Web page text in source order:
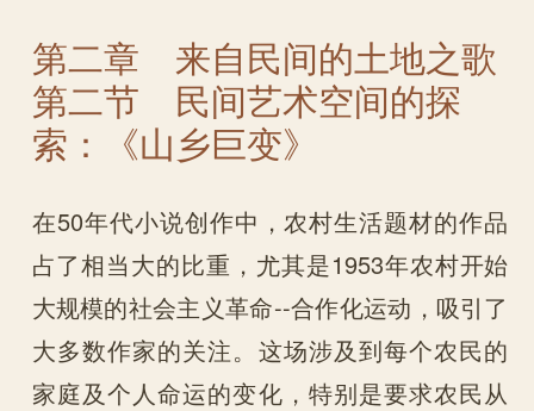
第二章 来自民间的土地之歌
第二节 民间艺术空间的探
索：《山乡巨变》
在50年代小说创作中，农村生活题材的作品
占了相当大的比重，尤其是1953年农村开始
大规模的社会主义革命--合作化运动，吸引了
大多数作家的关注。这场涉及到每个农民的
家庭及个人命运的变化，特别是要求农民从